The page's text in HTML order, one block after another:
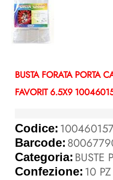
BUSTA FORATA PORTA
FAVORIT 6.5X9
Codice: 100460157
Barcode:
Categoria: BUSTE
Confezione: 10 PZ